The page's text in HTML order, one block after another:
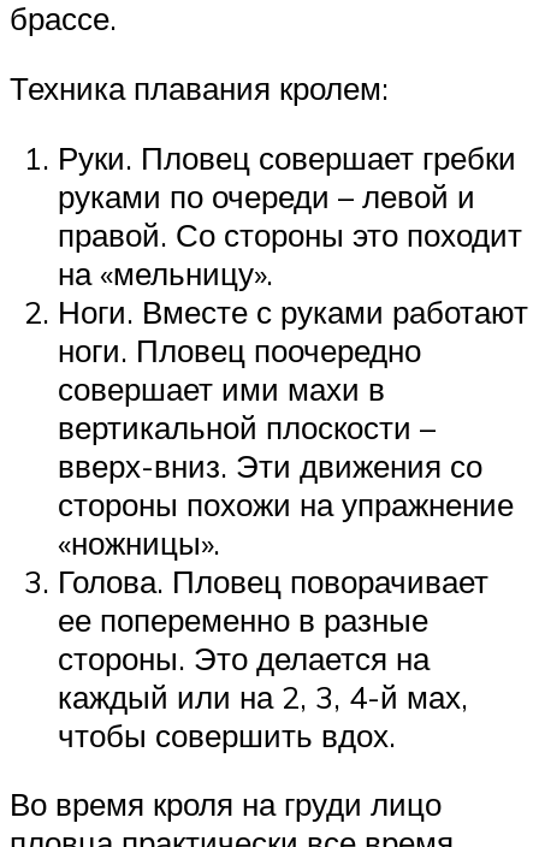
брассе.
Техника плавания кролем:
Руки. Пловец совершает гребки
руками по очереди – левой и
правой. Со стороны это походит
на «мельницу».
Ноги. Вместе с руками работают
ноги. Пловец поочередно
совершает ими махи в
вертикальной плоскости –
вверх-вниз. Эти движения со
стороны похожи на упражнение
«ножницы».
Голова. Пловец поворачивает
ее попеременно в разные
стороны. Это делается на
каждый или на 2, 3, 4-й мах,
чтобы совершить вдох.
Во время кроля на груди лицо